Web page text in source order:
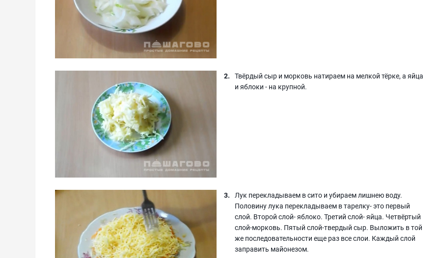
Твёрдый сыр и морковь натираем на мелкой тёрке, а яйца
и яблоки - на крупной.
Лук перекладываем в сито и убираем лишнею воду.
Половину лука перекладываем в тарелку- это первый
слой. Второй слой- яблоко. Третий слой- яйца. Четвёртый
слой-морковь. Пятый слой-твердый сыр. Выложить в той
же последовательности еще раз все слои. Каждый слой
заправить майонезом.